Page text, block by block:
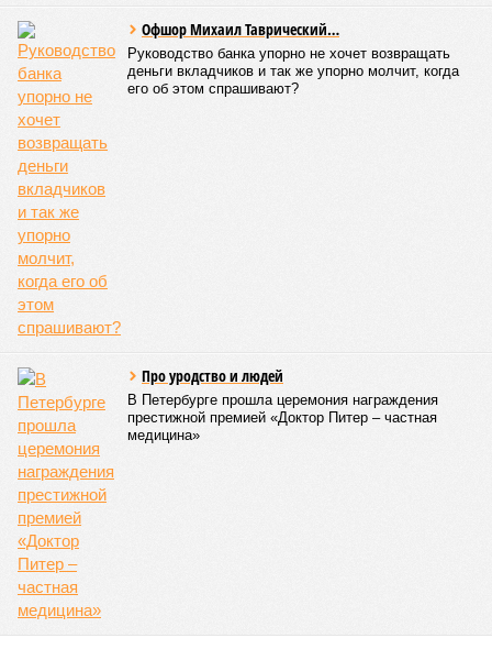
Офшор Михаил Таврический…
Руководство банка упорно не хочет возвращать
деньги вкладчиков и так же упорно молчит, когда
его об этом спрашивают?
Про уродство и людей
В Петербурге прошла церемония награждения
престижной премией «Доктор Питер – частная
медицина»